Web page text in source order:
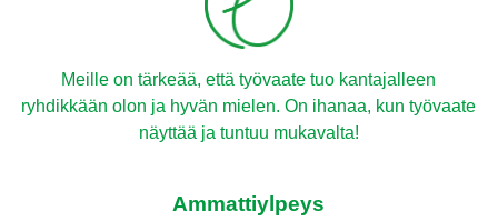
Meille on tärkeää, että työvaate tuo kantajalleen
ryhdikkään olon ja hyvän mielen. On ihanaa, kun työvaate
näyttää ja tuntuu mukavalta!
Ammattiylpeys